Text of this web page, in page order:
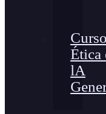
Ética
lA